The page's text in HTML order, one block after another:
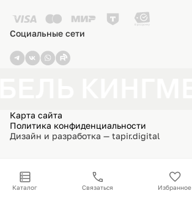
Социальные сети
Карта сайта
Политика конфиденциальности
Дизайн и разработка — tapir.digital
Каталог Связаться Избранное